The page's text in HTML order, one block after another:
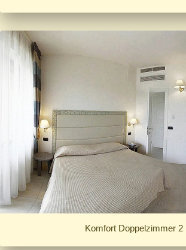
Komfort Doppelzimmer 2